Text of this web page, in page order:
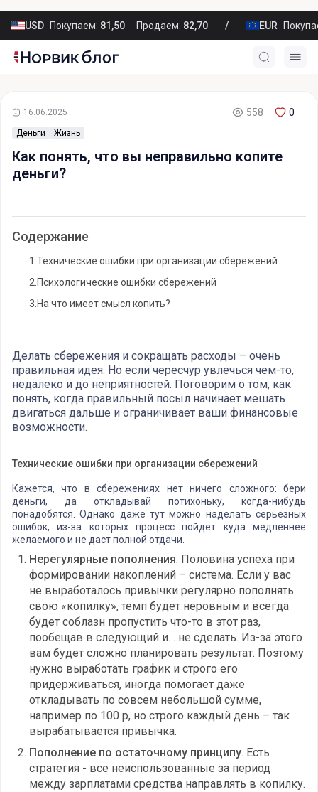
USD Покупаем: 81,50 Продаем: 82,70 EUR
Деньги Жизнь
16.06.2025 558 0
Как понять, что вы неправильно копите
деньги?
Содержание
1. Технические ошибки при организации сбережений
2. Психологические ошибки сбережений
3. На что имеет смысл копить?
Делать сбережения и сокращать расходы – очень
правильная идея. Но если чересчур увлечься чем-то,
недалеко и до неприятностей. Поговорим о том, как
понять, когда правильный посыл начинает мешать
двигаться дальше и ограничивает ваши финансовые
возможности.
Технические ошибки при организации сбережений
Кажется, что в сбережениях нет ничего сложного: бери
деньги, да откладывай потихоньку, когда-нибудь
понадобятся. Однако даже тут можно наделать серьезных
ошибок, из-за которых процесс пойдет куда медленнее
желаемого и не даст полной отдачи.
Нерегулярные пополнения. Половина успеха при
формировании накоплений – система. Если у вас
не выработалось привычки регулярно пополнять
свою «копилку», темп будет неровным и всегда
будет соблазн пропустить что-то в этот раз,
пообещав в следующий и… не сделать. Из-за этого
вам будет сложно планировать результат. Поэтому
нужно выработать график и строго его
придерживаться, иногда помогает даже
откладывать по совсем небольшой сумме,
например по 100 р, но строго каждый день – так
вырабатывается привычка.
Пополнение по остаточному принципу. Есть
стратегия - все неиспользованные за период
между зарплатами средства направлять в копилку.